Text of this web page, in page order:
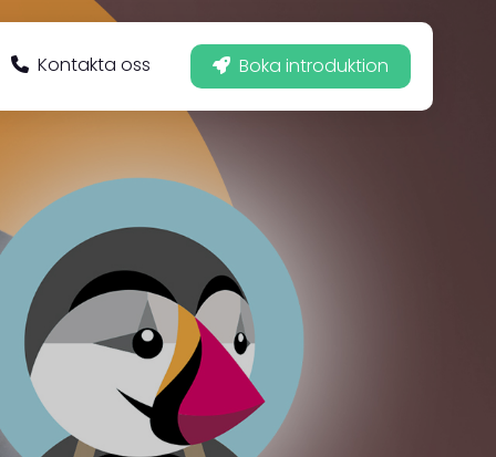
Kontakta oss Boka introduktion